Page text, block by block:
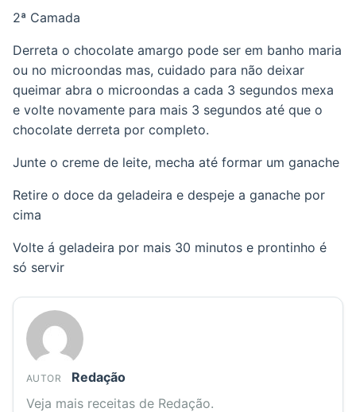
2ª Camada
Derreta o chocolate amargo pode ser em banho maria
ou no microondas mas, cuidado para não deixar
queimar abra o microondas a cada 3 segundos mexa
e volte novamente para mais 3 segundos até que o
chocolate derreta por completo.
Junte o creme de leite, mecha até formar um ganache
Retire o doce da geladeira e despeje a ganache por
cima
Volte á geladeira por mais 30 minutos e prontinho é
só servir
AUTOR
Redação
Veja mais receitas de Redação.